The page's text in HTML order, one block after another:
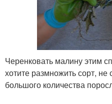
Черенковать малину этим
хотите размножить сорт,
большого количества